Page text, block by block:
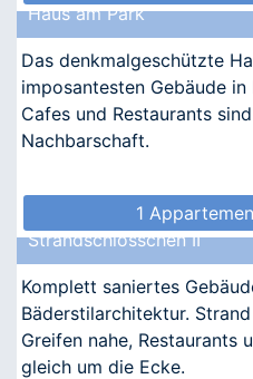
Haus am Park
Das denkmalgeschützte
imposantesten Gebäude
Cafes und Restaurants
Nachbarschaft.
1
Strandschlösschen II
Komplett saniertes
Bäderstilarchitektur.
Greifen nahe, Restaurants
gleich um die Ecke.